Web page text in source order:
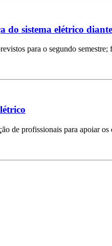
do sistema elétrico
para o segundo
de profissionais para apoiar os